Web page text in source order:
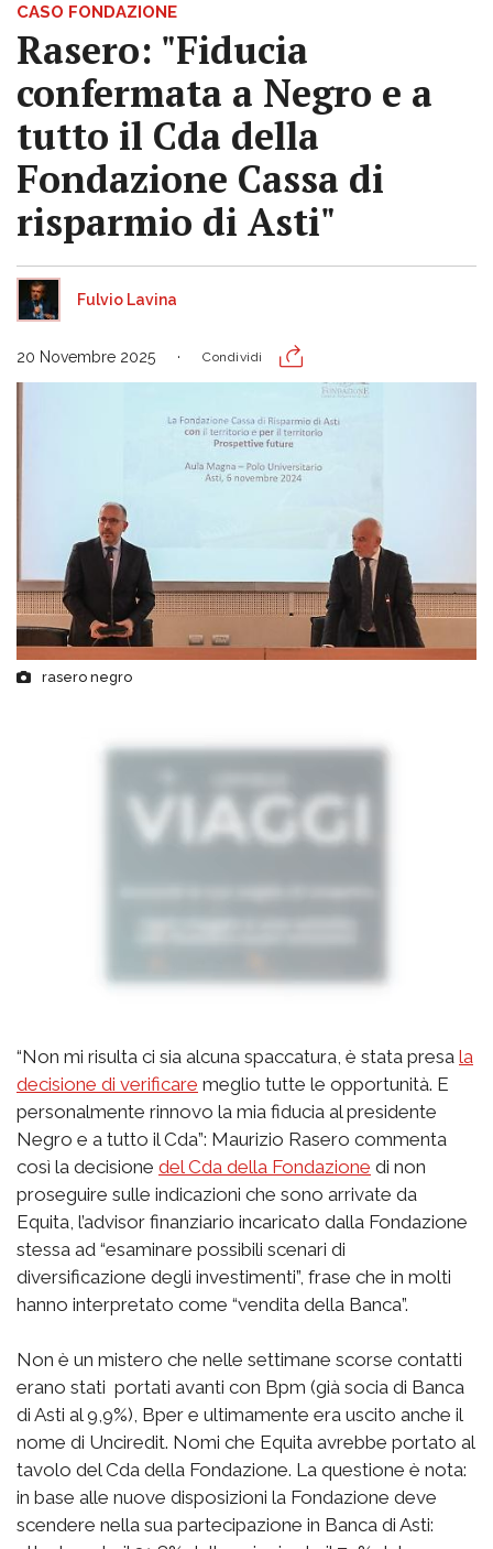
CASO FONDAZIONE
Rasero: "Fiducia
confermata a Negro e a
tutto il Cda della
Fondazione Cassa di
risparmio di Asti"
Fulvio Lavina
20 Novembre 2025 Condividi
rasero negro
“Non mi risulta ci sia alcuna spaccatura, è stata presa la
decisione di verificare meglio tutte le opportunità. E
personalmente rinnovo la mia fiducia al presidente
Negro e a tutto il Cda”: Maurizio Rasero commenta
così la decisione del Cda della Fondazione di non
proseguire sulle indicazioni che sono arrivate da
Equita, l’advisor finanziario incaricato dalla Fondazione
stessa ad “esaminare possibili scenari di
diversificazione degli investimenti”, frase che in molti
hanno interpretato come “vendita della Banca”.
Non è un mistero che nelle settimane scorse contatti
erano stati portati avanti con Bpm (già socia di Banca
di Asti al 9,9%), Bper e ultimamente era uscito anche il
nome di Unciredit. Nomi che Equita avrebbe portato al
tavolo del Cda della Fondazione. La questione è nota:
in base alle nuove disposizioni la Fondazione deve
scendere nella sua partecipazione in Banca di Asti: